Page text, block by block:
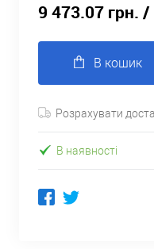
9 473.07 грн. /
В кошик
Розрахувати
В наявності